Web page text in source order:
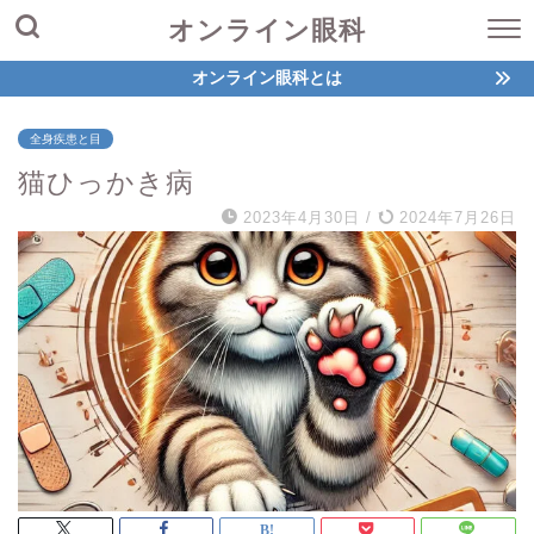
オンライン眼科
オンライン眼科とは
全身疾患と目
猫ひっかき病
2023年4月30日 / 2024年7月26日